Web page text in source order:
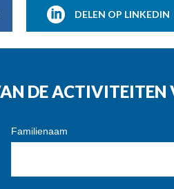
DELEN OP LINKEDIN
DE
Familienaam